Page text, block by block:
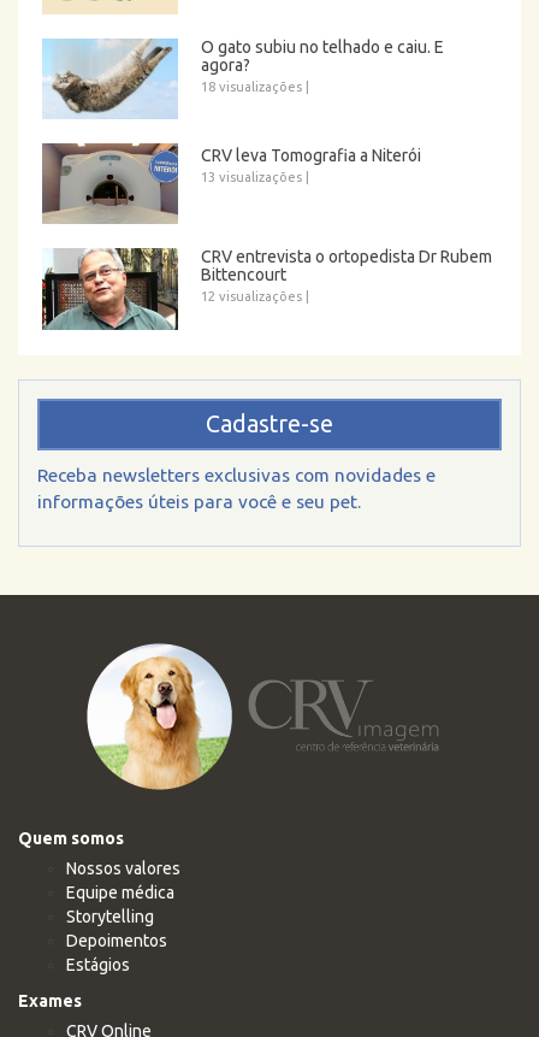
O gato subiu no telhado e caiu. E
agora?
18 visualizações
CRV leva Tomografia a Niterói
13 visualizações
CRV entrevista o ortopedista Dr Rubem
Bittencourt
12 visualizações
Cadastre-se
Receba newsletters exclusivas com novidades e
informações úteis para você e seu pet.
Quem somos
Nossos valores
Equipe médica
Storytelling
Depoimentos
Estágios
Exames
CRV Online